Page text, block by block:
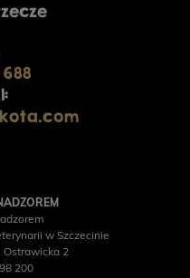
w Szczecinie
Ostrawicka 2
200